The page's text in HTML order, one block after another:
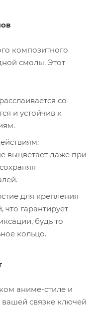
композитного
смолы. Этот
со
и устойчив к
выцветает даже при
для крепления
что гарантирует
будь то
кольцо.
аниме-стиле и
связке ключей